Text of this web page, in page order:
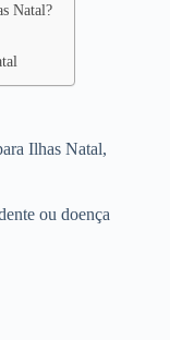
Natal?
Ilhas Natal,
ou doença